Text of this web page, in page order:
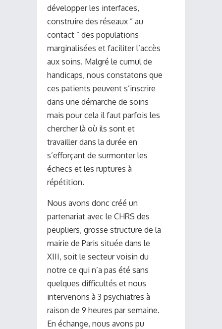
développer les interfaces,
construire des réseaux ” au
contact ” des populations
marginalisées et faciliter l’accès
aux soins. Malgré le cumul de
handicaps, nous constatons que
ces patients peuvent s’inscrire
dans une démarche de soins
mais pour cela il faut parfois les
chercher là où ils sont et
travailler dans la durée en
s’efforçant de surmonter les
échecs et les ruptures à
répétition.
Nous avons donc créé un
partenariat avec le CHRS des
peupliers, grosse structure de la
mairie de Paris située dans le
XIII, soit le secteur voisin du
notre ce qui n’a pas été sans
quelques difficultés et nous
intervenons à 3 psychiatres à
raison de 9 heures par semaine.
En échange, nous avons pu